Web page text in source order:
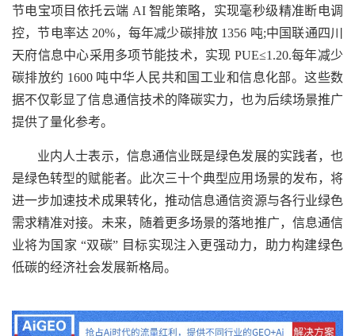
节电宝项目依托云端 AI 智能策略，实现毫秒级精准断电调
控，节电率达 20%，每年减少碳排放 1356 吨;中国联通四川
天府信息中心采用多项节能技术，实现 PUE≤1.20.每年减少
碳排放约 1600 吨中华人民共和国工业和信息化部。这些数
据不仅彰显了信息通信技术的降碳实力，也为后续场景推广
提供了量化参考。
业内人士表示，信息通信业既是绿色发展的实践者，也
是绿色转型的赋能者。此次三十个典型应用场景的发布，将
进一步加速技术成果转化，推动信息通信资源与各行业绿色
需求精准对接。未来，随着更多场景的落地推广，信息通信
业将为国家 “双碳” 目标实现注入更强动力，助力构建绿色
低碳的经济社会发展新格局。